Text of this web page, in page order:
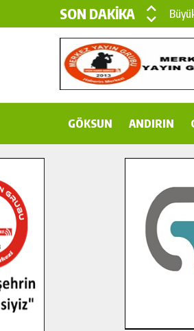
SON DAKİKA
İlçe
GÖKSUN ANDIRIN